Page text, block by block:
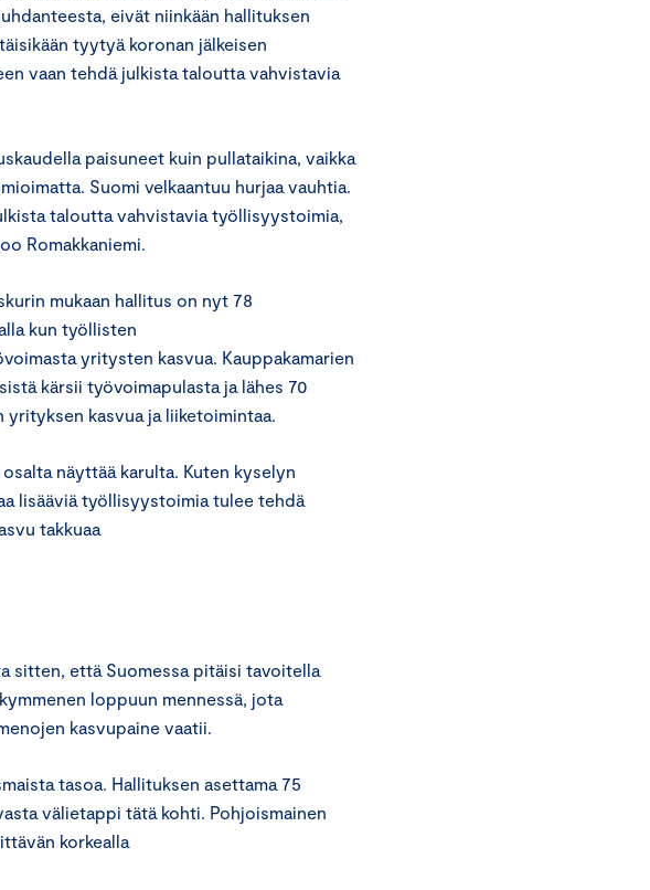
eivät niinkään hallituksen
tyytyä koronan jälkeisen
vaan tehdä julkista taloutta vahvistavia
paisuneet kuin pullataikina, vaikka
Suomi velkaantuu hurjaa vauhtia.
taloutta vahvistavia työllisyystoimia,
Romakkaniemi.
mukaan hallitus on nyt 78
kun työllisten
yritysten kasvua. Kauppakamarien
kärsii työvoimapulasta ja lähes 70
kasvua ja liiketoimintaa.
näyttää karulta. Kuten kyselyn
lisääviä työllisyystoimia tulee tehdä
takkuaa
sitten, että Suomessa pitäisi tavoitella
loppuun mennessä, jota
kasvupaine vaatii.
tasoa. Hallituksen asettama 75
välietappi tätä kohti. Pohjoismainen
korkealla